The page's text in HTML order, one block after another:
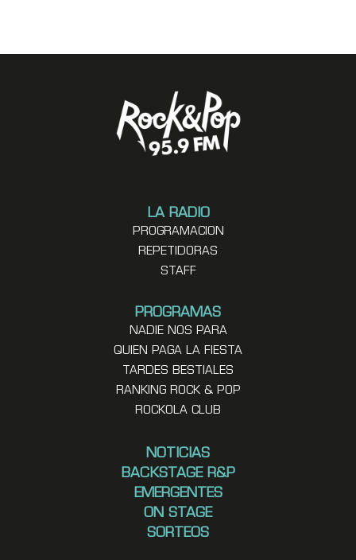
LA RADIO
PROGRAMACION
REPETIDORAS
STAFF
PROGRAMAS
NADIE NOS PARA
QUIEN PAGA LA FIESTA
TARDES BESTIALES
RANKING ROCK & POP
ROCKOLA CLUB
NOTICIAS
BACKSTAGE R&P
EMERGENTES
ON STAGE
SORTEOS